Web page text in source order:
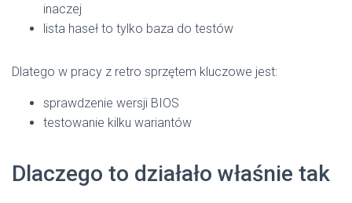
inaczej
lista haseł to tylko baza do testów
Dlatego w pracy z retro sprzętem kluczowe jest:
sprawdzenie wersji BIOS
testowanie kilku wariantów
Dlaczego to działało właśnie tak